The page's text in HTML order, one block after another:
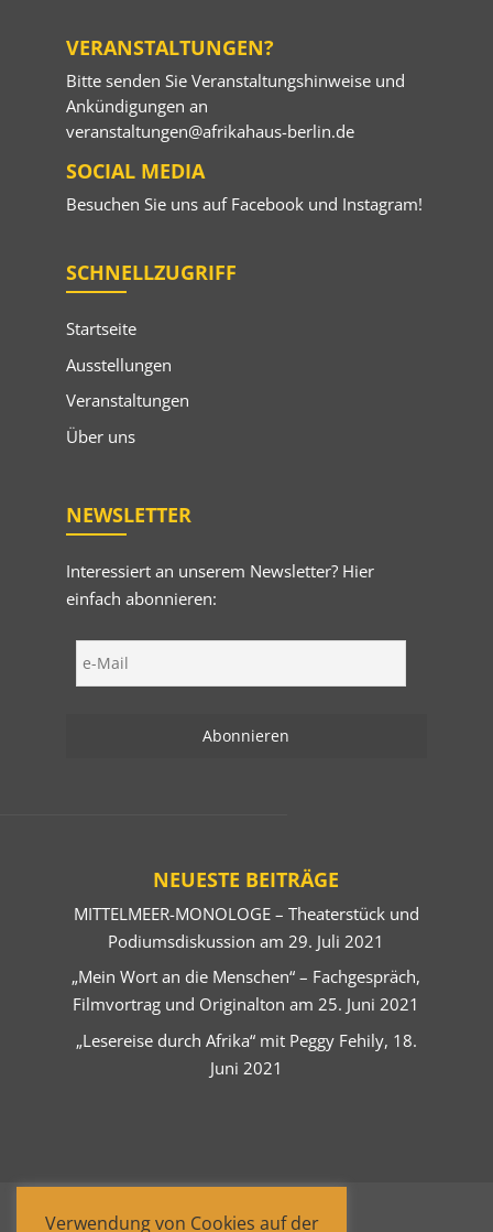
VERANSTALTUNGEN?
Bitte senden Sie Veranstaltungshinweise und
Ankündigungen an
veranstaltungen@afrikahaus-berlin.de
SOCIAL MEDIA
Besuchen Sie uns auf Facebookund Instagram!
SCHNELLZUGRIFF
Startseite
Ausstellungen
Veranstaltungen
Über uns
NEWSLETTER
Interessiert an unserem Newsletter? Hier
einfach abonnieren:
NEUESTE BEITRÄGE
MITTELMEER-MONOLOGE – Theaterstück und
Podiumsdiskussion am 29. Juli 2021
„Mein Wort an die Menschen“ – Fachgespräch,
Filmvortrag und Originalton am 25. Juni 2021
„Lesereise durch Afrika“ mit Peggy Fehily, 18.
Juni 2021
Verwendung von Cookies auf der